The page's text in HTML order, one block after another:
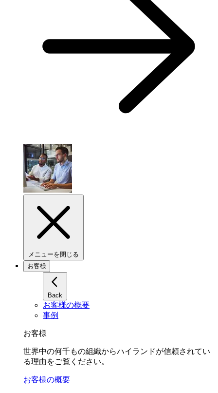
メニューを閉じる
お客様
Back
お客様の概要
事例
お客様
世界中の何千もの組織からハイランドが信頼されてい
る理由をご覧ください。
お客様の概要